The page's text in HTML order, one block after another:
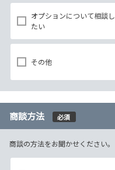
オプションについて相談し
たい
その他
商談方法 必須
商談の方法をお聞かせください。